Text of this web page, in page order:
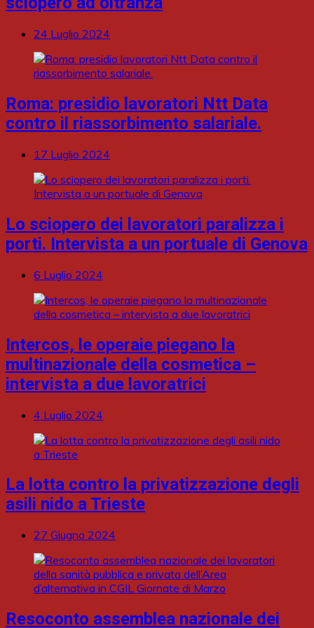
24 Luglio 2024
Roma: presidio lavoratori Ntt Data
contro il riassorbimento salariale.
17 Luglio 2024
Lo sciopero dei lavoratori paralizza i
porti. Intervista a un portuale di Genova
6 Luglio 2024
Intercos, le operaie piegano la
multinazionale della cosmetica –
intervista a due lavoratrici
4 Luglio 2024
La lotta contro la privatizzazione degli
asili nido a Trieste
27 Giugno 2024
Resoconto assemblea nazionale dei